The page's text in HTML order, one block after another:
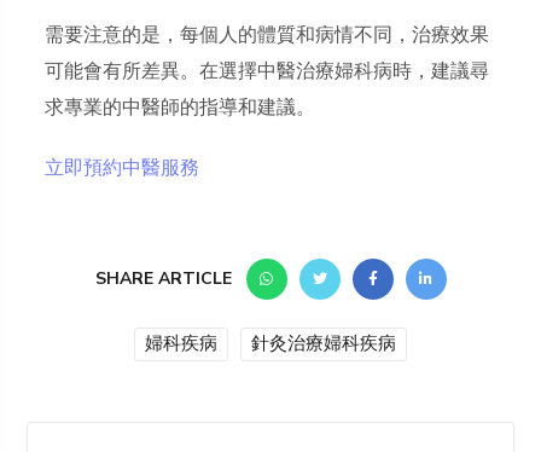
需要注意的是，每個人的體質和病情不同，治療效果
可能會有所差異。在選擇中醫治療婦科病時，建議尋
求專業的中醫師的指導和建議。
立即預約中醫服務
SHARE ARTICLE
婦科疾病 針灸治療婦科疾病